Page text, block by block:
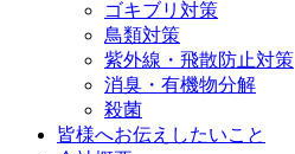
ゴキブリ対策
鳥類対策
紫外線・飛散防止対策
消臭・有機物分解
殺菌
皆様へお伝えしたいこと